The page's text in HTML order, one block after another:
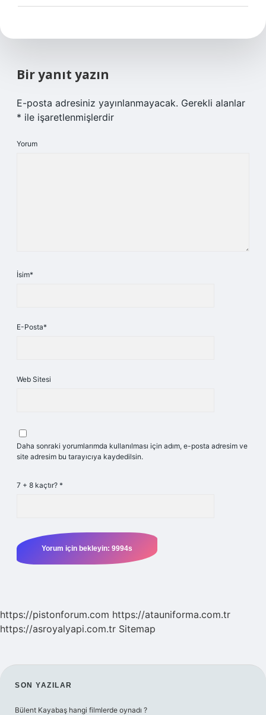
Bir yanıt yazın
E-posta adresiniz yayınlanmayacak. Gerekli alanlar
* ile işaretlenmişlerdir
Yorum
İsim*
E-Posta*
Web Sitesi
Daha sonraki yorumlarımda kullanılması için adım, e-posta adresim ve
site adresim bu tarayıcıya kaydedilsin.
7 + 8 kaçtır? *
https://pistonforum.com https://atauniforma.com.tr
https://asroyalyapi.com.tr Sitemap
SIDEBAR
SON YAZILAR
Bülent Kayabaş hangi filmlerde oynadı ?